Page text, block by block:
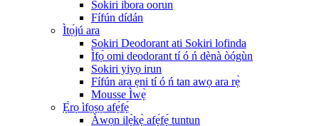
Sokiri ibora oorun
Fífún dídán
Ìtọ́jú ara
Sokiri Deodorant ati Sokiri lofinda
Ìfọ́ omi deodorant tí ó ń dènà òógùn
Sokiri yiyọ irun
Fífún ara ẹni tí ó ń tan awọ ara rẹ̀
Mousse Ìwẹ̀
Ẹ̀rọ ìfọṣọ afẹ́fẹ́
Àwọn ilẹ̀kẹ̀ afẹ́fẹ́ tuntun